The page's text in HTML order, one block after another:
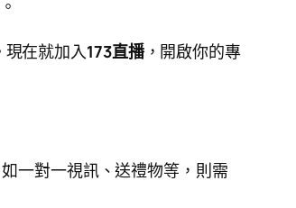
在就加入173直播，開啟你的專
一對一視訊、送禮物等，則需